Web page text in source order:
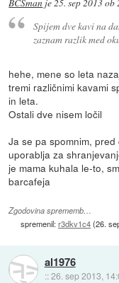
Spijem dve kavi na
zaznam razlik med
hehe, mene so leta
tremi različnimi kavami
in leta.
Ostali dve nisem ločil
Ja se pa spomnim,
uporablja za
je mama kuhala le-to,
barcafeja
Zgodovina sprememb…
spremenil:r3dkv1c4(26.
al1976
::26. sep 2013,